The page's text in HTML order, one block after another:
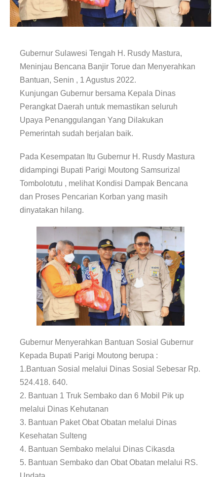
Gubernur Sulawesi Tengah H. Rusdy Mastura,
Meninjau Bencana Banjir Torue dan Menyerahkan
Bantuan, Senin , 1 Agustus 2022.
Kunjungan Gubernur bersama Kepala Dinas
Perangkat Daerah untuk memastikan seluruh
Upaya Penanggulangan Yang Dilakukan
Pemerintah sudah berjalan baik.
Pada Kesempatan Itu Gubernur H. Rusdy Mastura
didampingi Bupati Parigi Moutong Samsurizal
Tombolotutu , melihat Kondisi Dampak Bencana
dan Proses Pencarian Korban yang masih
dinyatakan hilang.
Gubernur Menyerahkan Bantuan Sosial Gubernur
Kepada Bupati Parigi Moutong berupa :
1.Bantuan Sosial melalui Dinas Sosial Sebesar Rp.
524.418. 640.
2. Bantuan 1 Truk Sembako dan 6 Mobil Pik up
melalui Dinas Kehutanan
3. Bantuan Paket Obat Obatan melalui Dinas
Kesehatan Sulteng
4. Bantuan Sembako melalui Dinas Cikasda
5. Bantuan Sembako dan Obat Obatan melalui RS.